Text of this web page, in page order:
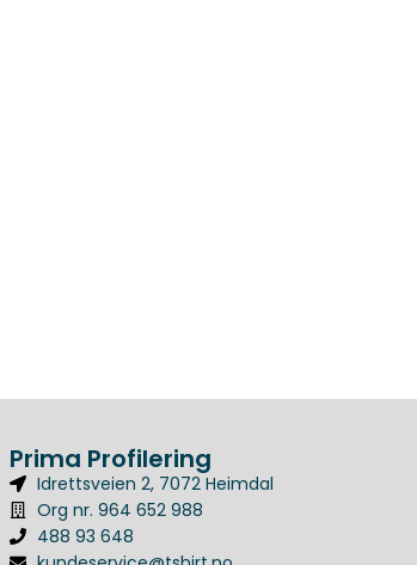
Prima Profilering
Idrettsveien 2, 7072 Heimdal
Org nr. 964 652 988
488 93 648